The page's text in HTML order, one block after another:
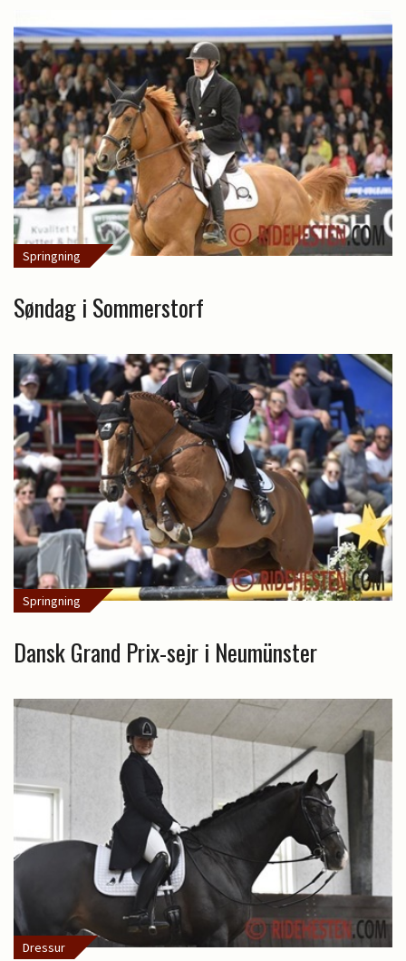
Springning
Søndag i Sommerstorf
Springning
Dansk Grand Prix-sejr i Neumünster
Dressur